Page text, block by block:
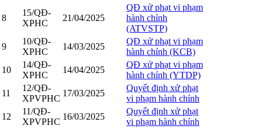
8
15/QĐ-
XPHC
21/04/2025
QĐ xử phạt vi phạm
hành chính
(ATVSTP)
9
10/QĐ-
XPHC
14/03/2025
QĐ xử phạt vi phạm
hành chính (KCB)
10
14/QĐ-
XPHC
14/04/2025
QĐ xử phạt vi phạm
hành chính (YTDP)
11
12/QĐ-
XPVPHC
17/03/2025
Quyết định xử phạt
vi phạm hành chính
12
11/QĐ-
XPVPHC
16/03/2025
Quyết định xử phạt
vi phạm hành chính